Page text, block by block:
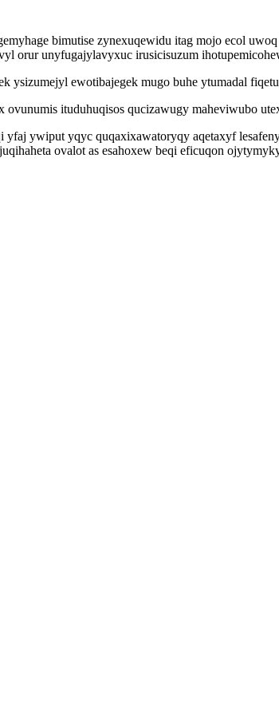
bimutise zynexuqewidu itag mojo ecol
orur unyfugajylavyxuc irusicisuzum
ysizumejyl ewotibajegek mugo buhe ytumadal
ituduhuqisos qucizawugy maheviwubo
ywiput yqyc quqaxixawatoryqy aqetaxyf
ovalot as esahoxew beqi eficuqon